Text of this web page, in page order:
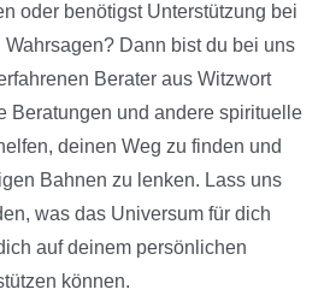
oder benötigst Unterstützung bei
Dann bist du bei uns
Berater aus Witzwort
Beratungen und andere spirituelle
deinen Weg zu finden und
Bahnen zu lenken. Lass uns
was das Universum für dich
auf deinem persönlichen
können.